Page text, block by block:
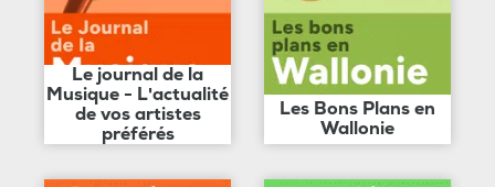
Le journal de la
Musique - L'actualité
de vos artistes
préférés
Les Bons Plans en
Wallonie